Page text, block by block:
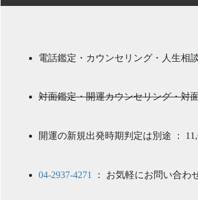
電話鑑定・カウンセリング・人生相
対面鑑定・開運カウンセリング・対
開運の新規出発時期判定は別途 ：
04-2937-4271 ： お気軽にお問い合わ